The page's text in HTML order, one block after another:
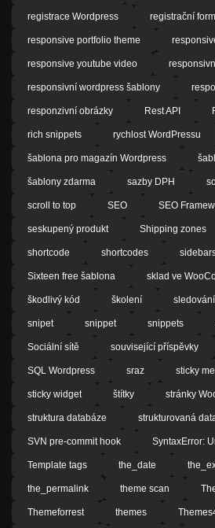
registrace Wordpress registrační
responsive portfolio theme
responsive youtube video
responsivní wordpress šablony
responzivní obrázky Rest API
rich snippets rychlost WordPressu
šablona pro magazín Wordpress
šablony zdarma sazby DPH
scroll to top SEO SEO
seskupený produkt Shipping zones
shortcode shortcodes
Sixteen free šablona sklad ve
škodlivý kód školení
snipet snippet snippets
Sociální sítě související příspěvky
SQL Wordpress sraz sticky
sticky widget štítky stránky
struktura databáze strukturovaná
SVN pre-commit hook SyntaxError:
Template tags the_date
the_permalink theme scan
Themeforrest themes